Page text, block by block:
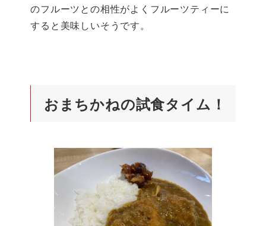
のフルーツとの相性がよくフルーツティーに
すると美味しいそうです。
おまちかねの試食タイム！